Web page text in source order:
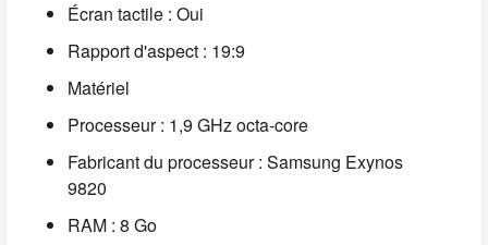
Écran tactile : Oui
Rapport d'aspect : 19:9
Matériel
Processeur : 1,9 GHz octa-core
Fabricant du processeur : Samsung Exynos
9820
RAM : 8 Go